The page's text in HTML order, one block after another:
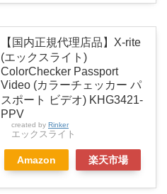
【国内正規代理店品】X-rite
(エックスライト)
ColorChecker Passport
Video (カラーチェッカー パ
スポート ビデオ) KHG3421-
PPV
created by Rinker
エックスライト
Amazon 楽天市場